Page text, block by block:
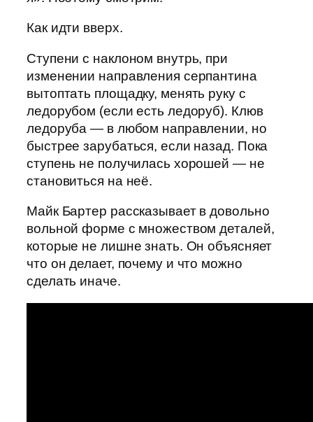
Как идти вверх.
Ступени с наклоном внутрь, при
изменении направления серпантина
вытоптать площадку, менять руку с
ледорубом (если есть ледоруб). Клюв
ледоруба — в любом направлении, но
быстрее зарубаться, если назад. Пока
ступень не получилась хорошей — не
становиться на неё.
Майк Бартер рассказывает в довольно
вольной форме с множеством деталей,
которые не лишне знать. Он объясняет
что он делает, почему и что можно
сделать иначе.